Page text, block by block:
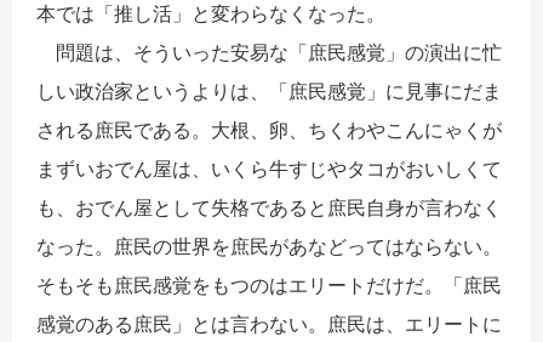
本では「推し活」と変わらなくなった。
問題は、そういった安易な「庶民感覚」の演出に忙
しい政治家というよりは、「庶民感覚」に見事にだま
される庶民である。大根、卵、ちくわやこんにゃくが
まずいおでん屋は、いくら牛すじやタコがおいしくて
も、おでん屋として失格であると庶民自身が言わなく
なった。庶民の世界を庶民があなどってはならない。
そもそも庶民感覚をもつのはエリートだけだ。「庶民
感覚のある庶民」とは言わない。庶民は、エリートに